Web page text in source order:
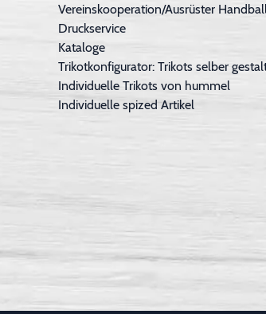
Vereinskooperation/Ausrüster Handball
Druckservice
Kataloge
Trikotkonfigurator: Trikots selber
Individuelle Trikots von hummel
Individuelle spized Artikel